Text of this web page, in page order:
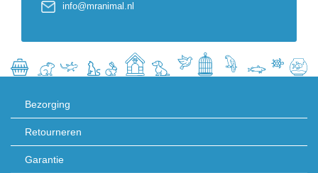
info@mranimal.nl
Bezorging
Retourneren
Garantie